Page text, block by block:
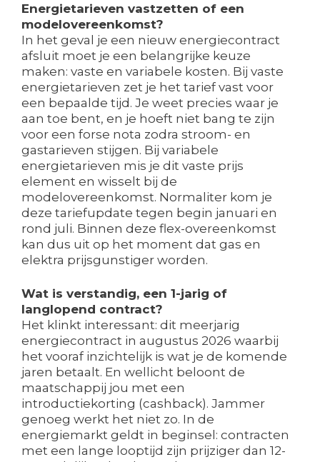
Energietarieven vastzetten of een
modelovereenkomst?
In het geval je een nieuw energiecontract
afsluit moet je een belangrijke keuze
maken: vaste en variabele kosten. Bij vaste
energietarieven zet je het tarief vast voor
een bepaalde tijd. Je weet precies waar je
aan toe bent, en je hoeft niet bang te zijn
voor een forse nota zodra stroom- en
gastarieven stijgen. Bij variabele
energietarieven mis je dit vaste prijs
element en wisselt bij de
modelovereenkomst. Normaliter kom je
deze tariefupdate tegen begin januari en
rond juli. Binnen deze flex-overeenkomst
kan dus uit op het moment dat gas en
elektra prijsgunstiger worden.
Wat is verstandig, een 1-jarig of
langlopend contract?
Het klinkt interessant: dit meerjarig
energiecontract in augustus 2026 waarbij
het vooraf inzichtelijk is wat je de komende
jaren betaalt. En wellicht beloont de
maatschappij jou met een
introductiekorting (cashback). Jammer
genoeg werkt het niet zo. In de
energiemarkt geldt in beginsel: contracten
met een lange looptijd zijn prijziger dan 12-